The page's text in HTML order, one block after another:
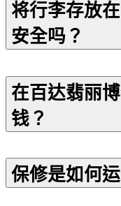
将行李存放
安全吗？
在百达翡丽
钱？
保修是如何